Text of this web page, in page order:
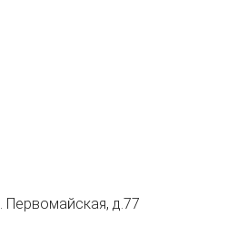
Первомайская, д.77